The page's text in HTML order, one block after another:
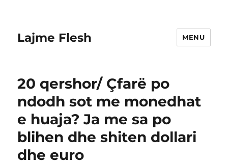
Lajme Flesh MENU
20 qershor/ Çfarë po
ndodh sot me monedhat
e huaja? Ja me sa po
blihen dhe shiten dollari
dhe euro